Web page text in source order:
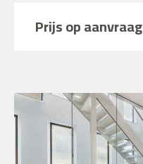
Prijs op aanvraag